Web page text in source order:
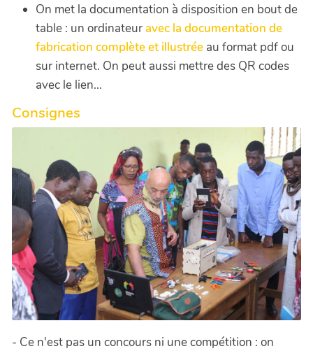
On met la documentation à disposition en bout de
table : un ordinateur avec la documentation de
fabrication complète et illustrée au format pdf ou
sur internet. On peut aussi mettre des QR codes
avec le lien...
Consignes
- Ce n'est pas un concours ni une compétition : on